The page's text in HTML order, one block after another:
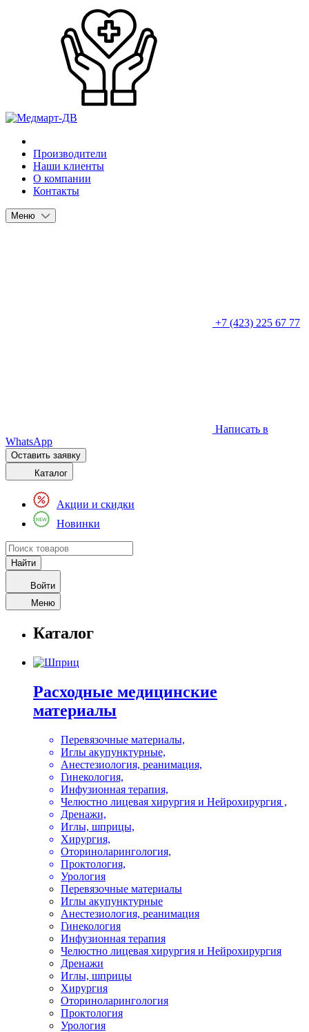
Производители
Наши клиенты
О компании
Контакты
Меню
+7 (423) 225 67 77
Написать в
WhatsApp
Оставить заявку
Каталог
Акции и скидки
Новинки
Войти
Меню
Каталог
Расходные медицинские
материалы
Перевязочные материалы,
Иглы акупунктурные,
Анестезиология, реанимация,
Гинекология,
Инфузионная терапия,
Челюстно лицевая хирургия и Нейрохирургия ,
Дренажи,
Иглы, шприцы,
Хирургия,
Оториноларингология,
Проктология,
Урология
Перевязочные материалы
Иглы акупунктурные
Анестезиология, реанимация
Гинекология
Инфузионная терапия
Челюстно лицевая хирургия и Нейрохирургия
Дренажи
Иглы, шприцы
Хирургия
Оториноларингология
Проктология
Урология